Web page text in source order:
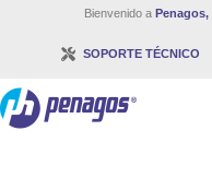
Bienvenido a Penagos,
SOPORTE TÉCNICO